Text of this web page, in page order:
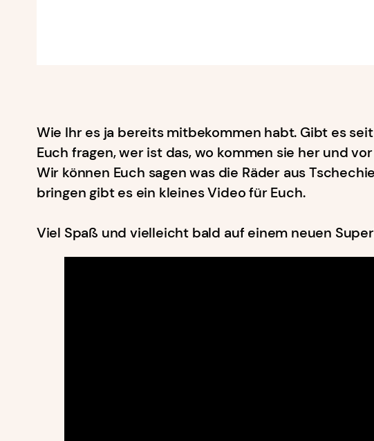
Wie Ihr es ja bereits mitbekommen habt. Gibt es
Euch fragen, wer ist das, wo kommen sie her und
Wir können Euch sagen was die Räder aus
bringen gibt es ein kleines Video für Euch.
Viel Spaß und vielleicht bald auf einem neuen